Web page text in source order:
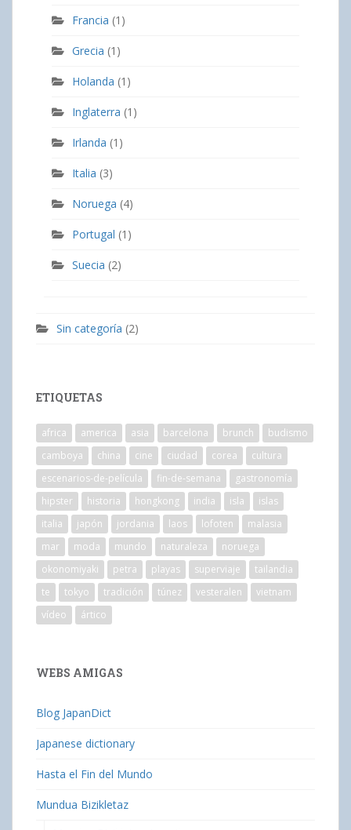
Francia (1)
Grecia (1)
Holanda (1)
Inglaterra (1)
Irlanda (1)
Italia (3)
Noruega (4)
Portugal (1)
Suecia (2)
Sin categoría (2)
ETIQUETAS
africa america asia barcelona brunch
budismo
camboya
china cine ciudad corea
cultura
escenarios-de-película
fin-de-semana
gastronomía
hipster
historia hongkong india isla
islas
italia
japón jordania laos lofoten
malasia
mar
moda mundo naturaleza
noruega
okonomiyaki
petra playas superviaje
tailandia
te
tokyo tradición túnez vesteralen
vietnam
vídeo
ártico
WEBS AMIGAS
Blog JapanDict
Japanese dictionary
Hasta el Fin del Mundo
Mundua Bizikletaz